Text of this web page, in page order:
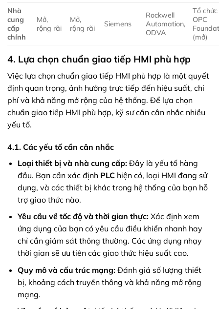
Nhà
cung
cấp
chính
Mở,
rộng rãi
Mở,
rộng rãi
Siemens
Rockwell
Automation,
ODVA
Tổ chức
OPC
(mở)
4. Lựa chọn chuẩn giao tiếp HMI phù hợp
Việc lựa chọn chuẩn giao tiếp HMI phù hợp là một quyết
định quan trọng, ảnh hưởng trực tiếp đến hiệu suất, chi
phí và khả năng mở rộng của hệ thống. Để lựa chọn
chuẩn giao tiếp HMI phù hợp, kỹ sư cần cân nhắc nhiều
yếu tố.
4.1. Các yếu tố cần cân nhắc
Loại thiết bị và nhà cung cấp:Đây là yếu tố hàng
đầu. Bạn cần xác định PLC hiện có, loại HMI đang sử
dụng, và các thiết bị khác trong hệ thống của bạn hỗ
trợ giao thức nào.
Yêu cầu về tốc độ và thời gian thực:Xác định xem
ứng dụng của bạn có yêu cầu điều khiển nhanh hay
chỉ cần giám sát thông thường. Các ứng dụng nhạy
thời gian sẽ ưu tiên các giao thức hiệu suất cao.
Quy mô và cấu trúc mạng:Đánh giá số lượng thiết
bị, khoảng cách truyền thông và khả năng mở rộng
mạng.